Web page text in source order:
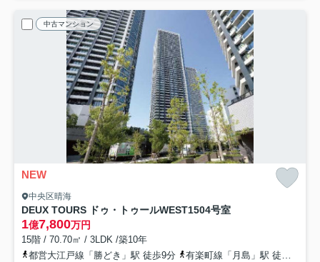
中古マンション
NEW
中央区晴海
DEUX TOURS ドゥ・トゥールWEST1504号室
1億7,800万円
15階 / 70.70㎡ / 3LDK /築10年
都営大江戸線「勝どき」駅 徒歩9分
有楽町線「月島」駅 徒歩21分